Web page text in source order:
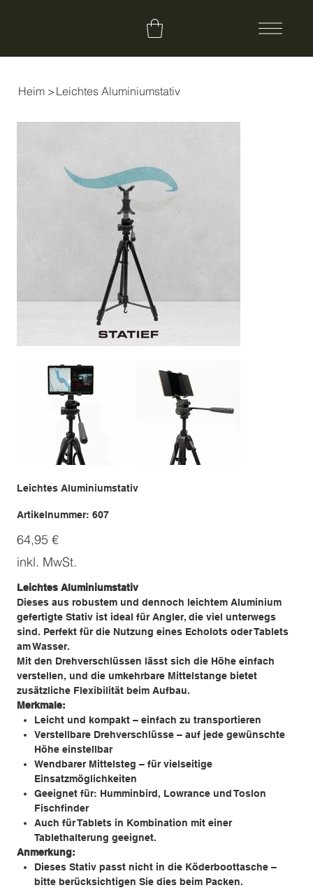
Heim >Leichtes Aluminiumstativ
Leichtes Aluminiumstativ
Artikelnummer: Artikelnummer:
607
607
Preis
64,95 €
inkl. MwSt.
Leichtes Aluminiumstativ
Dieses aus robustem und dennoch leichtem Aluminium
gefertigte Stativ ist ideal für Angler, die viel unterwegs
sind. Perfekt für die Nutzung eines Echolots oder Tablets
am Wasser.
Mit den Drehverschlüssen lässt sich die Höhe einfach
verstellen, und die umkehrbare Mittelstange bietet
zusätzliche Flexibilität beim Aufbau.
Merkmale:
Leicht und kompakt – einfach zu transportieren
Verstellbare Drehverschlüsse – auf jede gewünschte
Höhe einstellbar
Wendbarer Mittelsteg – für vielseitige
Einsatzmöglichkeiten
Geeignet für: Humminbird, Lowrance und Toslon
Fischfinder
Auch für Tablets in Kombination mit einer
Tablethalterung geeignet.
Anmerkung:
Dieses Stativ passt nicht in die Köderboottasche –
bitte berücksichtigen Sie dies beim Packen.